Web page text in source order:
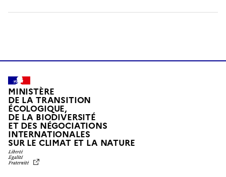
MINISTÈRE
DE LA TRANSITION
ÉCOLOGIQUE,
DE LA BIODIVERSITÉ
ET DES NÉGOCIATIONS
INTERNATIONALES
SUR LE CLIMAT ET LA NATUREL